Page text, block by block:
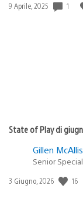
Data
9 Aprile, 2025 1
State of Play di
Gillen
Senior
Data
3 Giugno, 2026 16